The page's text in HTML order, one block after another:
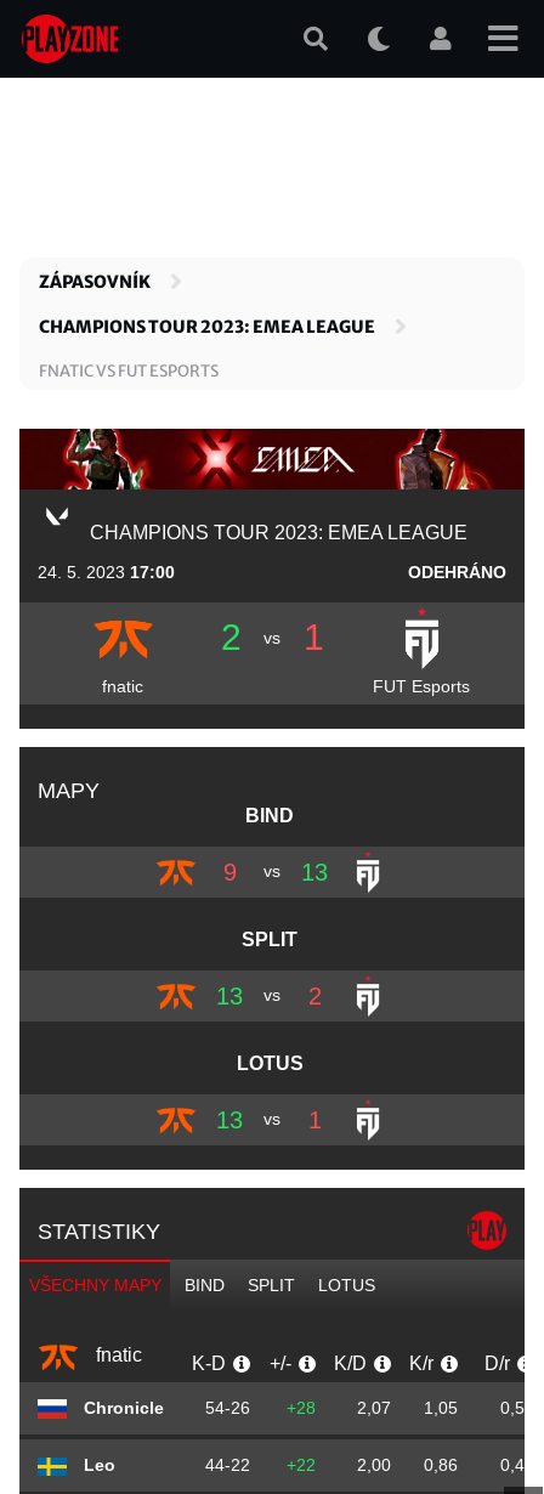
Přejít
hlavnímu
ZÁPASOVNÍK
CHAMPIONS TOUR 2023: EMEA LEAGUE
FNATIC VS FUT ESPORTS
CHAMPIONS TOUR 2023: EMEA LEAGUE
24. 5. 2023 17:00 ODEHRÁNO
2 vs 1
fnatic FUT Esports
MAPY
BIND
9 vs 13
SPLIT
13 vs 2
LOTUS
13 vs 1
STATISTIKY
VŠECHNY MAPY BIND SPLIT LOTUS
fnatic K-D +/- K/D K/r D/r
Chronicle 54-26 +28 2,07 1,05 0,50
Leo 44-22 +22 2,00 0,86 0,43